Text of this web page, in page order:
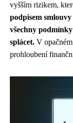
vyšším rizikem,
podpisem
všechny
splácet. V
prohloubení